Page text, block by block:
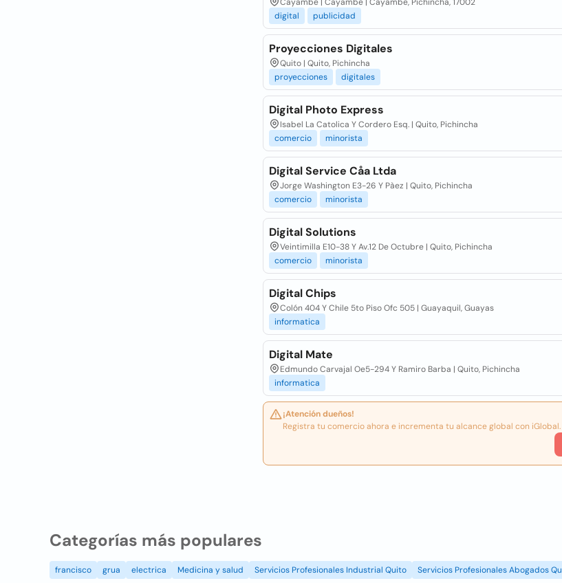
digital
publicidad
Proyecciones Digitales
Quito | Quito, Pichincha
proyecciones
digitales
Digital Photo Express
Isabel La Catolica Y Cordero Esq. | Quito, Pichincha
comercio
minorista
Digital Service Cåa Ltda
Jorge Washington E3-26 Y Pàez | Quito, Pichincha
comercio
minorista
Digital Solutions
Veintimilla E10-38 Y Av.12 De Octubre | Quito, Pichincha
comercio
minorista
Digital Chips
Colón 404 Y Chile 5to Piso Ofc 505 | Guayaquil, Guayas
informatica
Digital Mate
Edmundo Carvajal Oe5-294 Y Ramiro Barba | Quito, Pichincha
informatica
¡Atención dueños!
Registra tu comercio ahora e incrementa tu alcance global con iGlobal.
Categorías más populares
francisco grua electrica Medicina y salud Servicios Profesionales Industrial Quito Servicios Profesionales Abogados